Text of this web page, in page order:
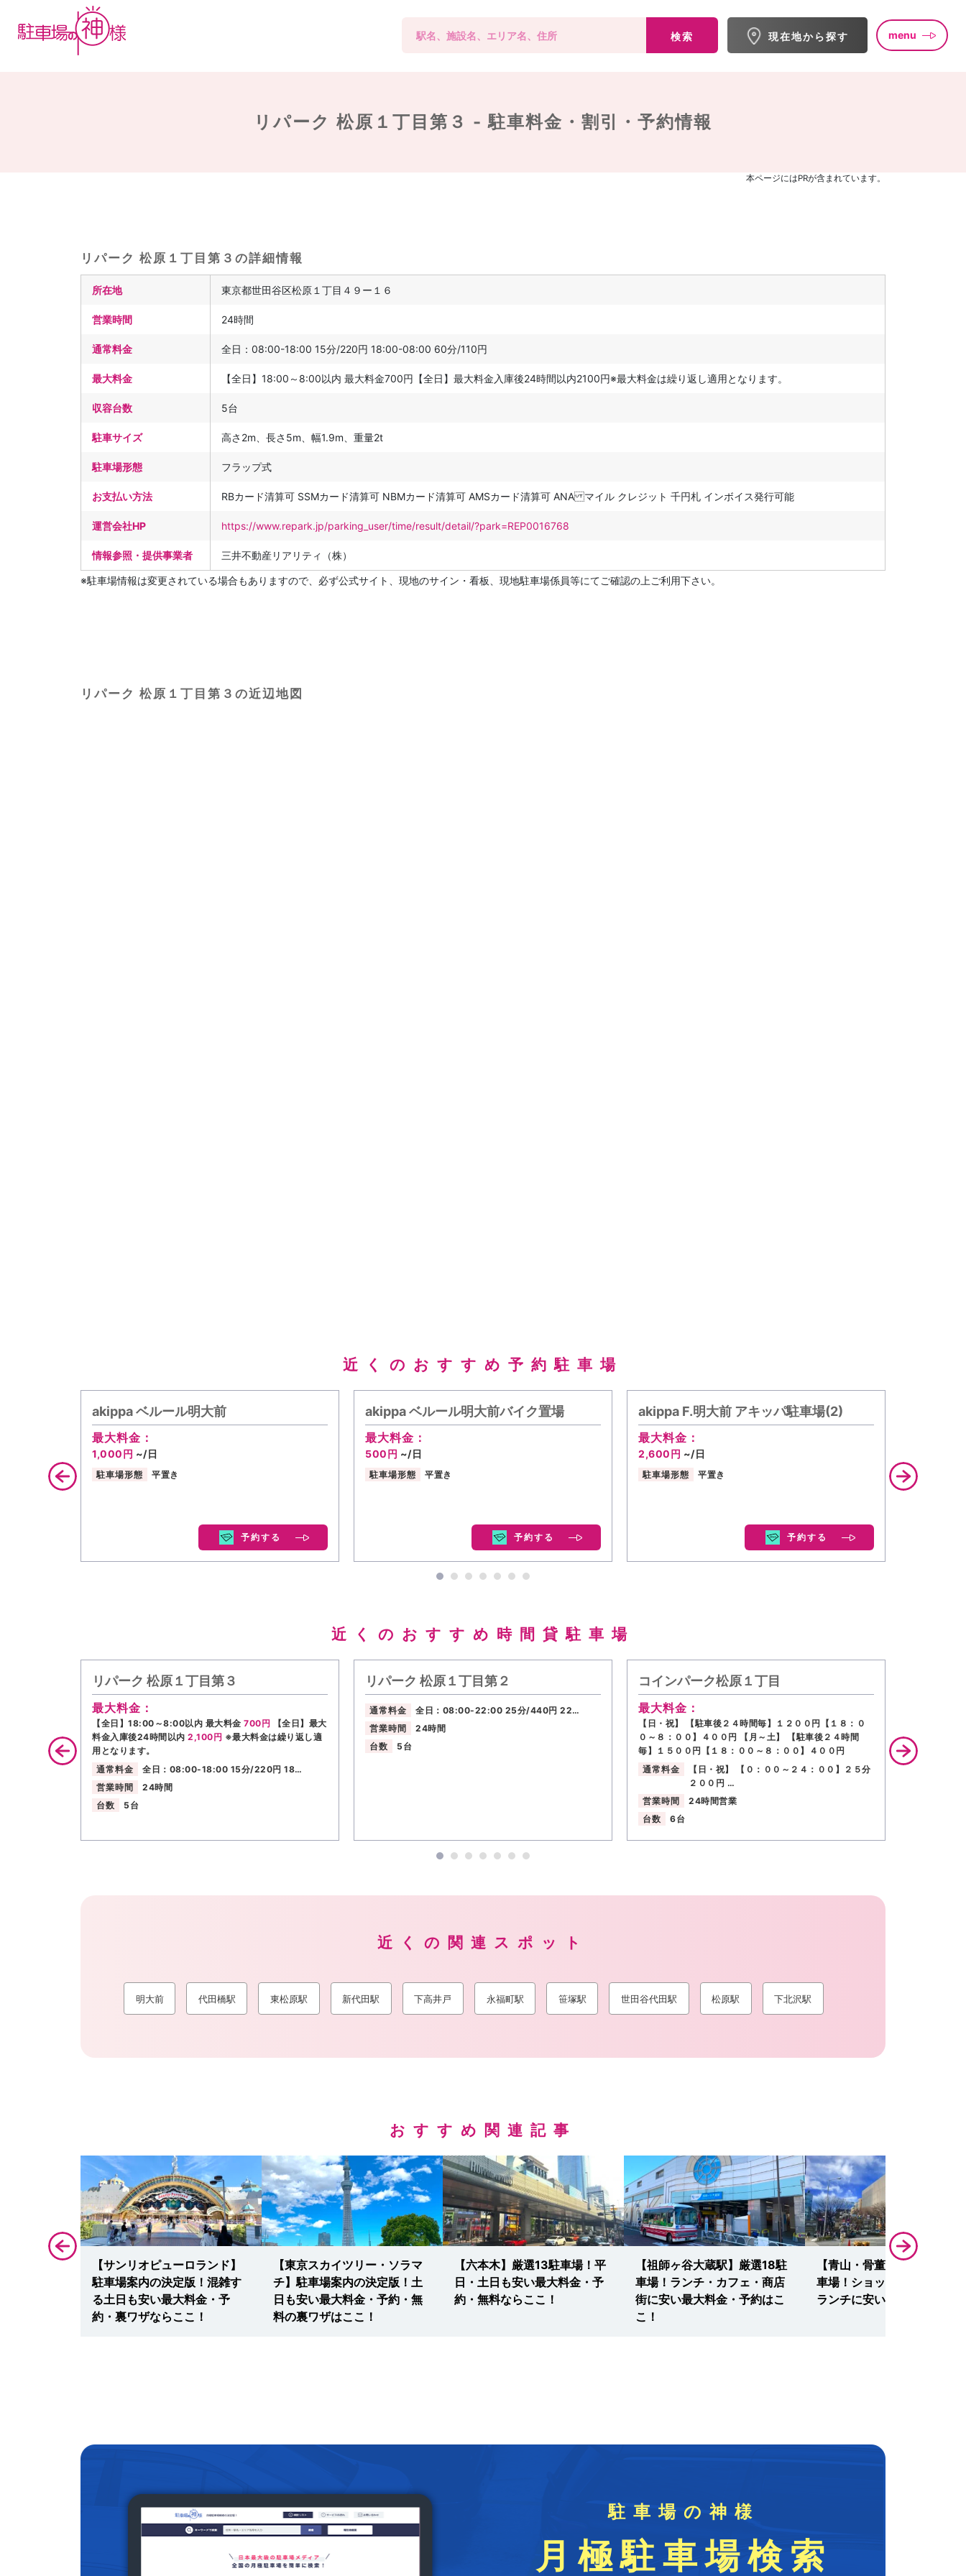
検索 現在地から探す menu
リパーク 松原１丁目第３ -駐車料金・割引・予約情報
本ページにはPRが含まれています。
リパーク 松原１丁目第３の詳細情報
所在地 東京都世田谷区松原１丁目４９ー１６
営業時間 24時間
通常料金 全日：08:00-18:00 15分/220円 18:00-08:00 60分/110円
最大料金 【全日】18:00～8:00以内 最大料金700円【全日】最大料金入庫後24時間以内2100円※最大料金は繰り返し適用となります。
収容台数 5台
駐車サイズ 高さ2m、長さ5m、幅1.9m、重量2t
駐車場形態 フラップ式
お支払い方法 RBカード清算可 SSMカード清算可 NBMカード清算可 AMSカード清算可 ANA マイル クレジット 千円札 インボイス発行可能
運営会社HP https://www.repark.jp/parking_user/time/result/detail/?park=REP0016768
情報参照・提供事業者 三井不動産リアリティ（株）
※駐車場情報は変更されている場合もありますので、必ず公式サイト、現地のサイン・看板、現地駐車場係員等にてご確認の上ご利用下さい。
リパーク 松原１丁目第３の近辺地図
近くのおすすめ予約駐車場
akippa ベルール明大前
最大料金：
1,000円 ~/日
駐車場形態 平置き
予約する
akippa ベルール明大前バイク置場
最大料金：
500円 ~/日
駐車場形態 平置き
予約する
akippa F.明大前 アキッパ駐車場(2)
最大料金：
2,600円 ~/日
駐車場形態 平置き
予約する
近くのおすすめ時間貸駐車場
リパーク 松原１丁目第３
最大料金：
【全日】18:00～8:00以内 最大料金 700円
【全日】最大
料金入庫後24時間以内 2,100円 ※最大料金は繰り返し適
用となります。
通常料金
全日：08:00-18:00 15分/220円 18…
営業時間
24時間
台数
5台
リパーク 松原１丁目第２
通常料金
全日：08:00-22:00 25分/440円 22…
営業時間
24時間
台数
5台
コインパーク松原１丁目
最大料金：
【日・祝】 【駐車後２４時間毎】１２００円【１８：０
０～８：００】４００円 【月～土】 【駐車後２４時間
毎】１５００円【１８：００～８：００】４００円
通常料金
【日・祝】 【０：００～２４：００】２５分
２００円 …
営業時間
24時間営業
台数
6台
通常料金
営業時間
近くの関連スポット
明大前 代田橋駅 東松原駅 新代田駅 下高井戸 永福町駅 笹塚駅 世田谷代田駅 松原駅 下北沢駅
おすすめ関連記事
厳選14駐
【サンリオピューロランド】
駐車場案内の決定版！混雑す
る土日も安い最大料金・予
約・裏ワザならここ！
【東京スカイツリー・ソラマ
チ】駐車場案内の決定版！土
日も安い最大料金・予約・無
料の裏ワザはここ！
【六本木】厳選13駐車場！平
日・土日も安い最大料金・予
約・無料ならここ！
【祖師ヶ谷大蔵駅】厳選18駐
車場！ランチ・カフェ・商店
街に安い最大料金・予約はこ
こ！
【青山・骨董通り】厳選11駐
車場！ショッピング・観光・
ランチに安い・予約はここ！
駐車場の神様
月極駐車場検索